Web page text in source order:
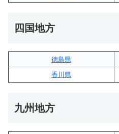
四国地方
徳島県
香川県
九州地方